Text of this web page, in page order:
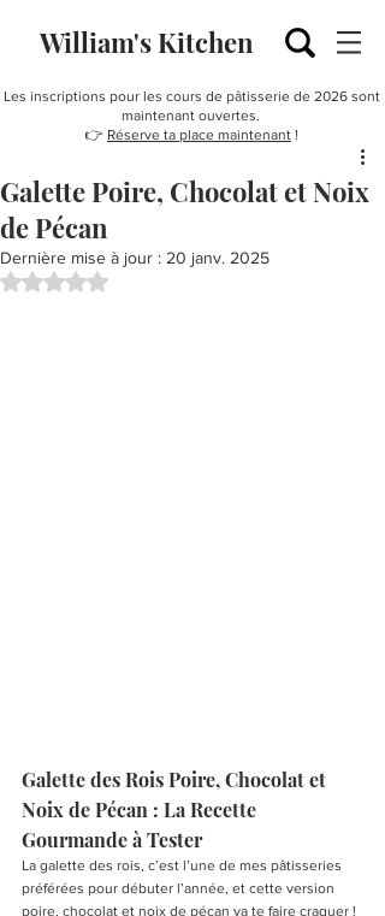
William's Kitchen
Les inscriptions pour les cours de pâtisserie de 2026 sont
maintenant ouvertes.
👉 Réserve ta place maintenant !
Galette Poire, Chocolat et Noix
de Pécan
Dernière mise à jour : 20 janv. 2025
Noté NaN étoiles sur 5.
Galette des Rois Poire, Chocolat et
Noix de Pécan : La Recette
Gourmande à Tester
La galette des rois, c’est l’une de mes pâtisseries
préférées pour débuter l’année, et cette version
poire, chocolat et noix de pécan va te faire craquer !